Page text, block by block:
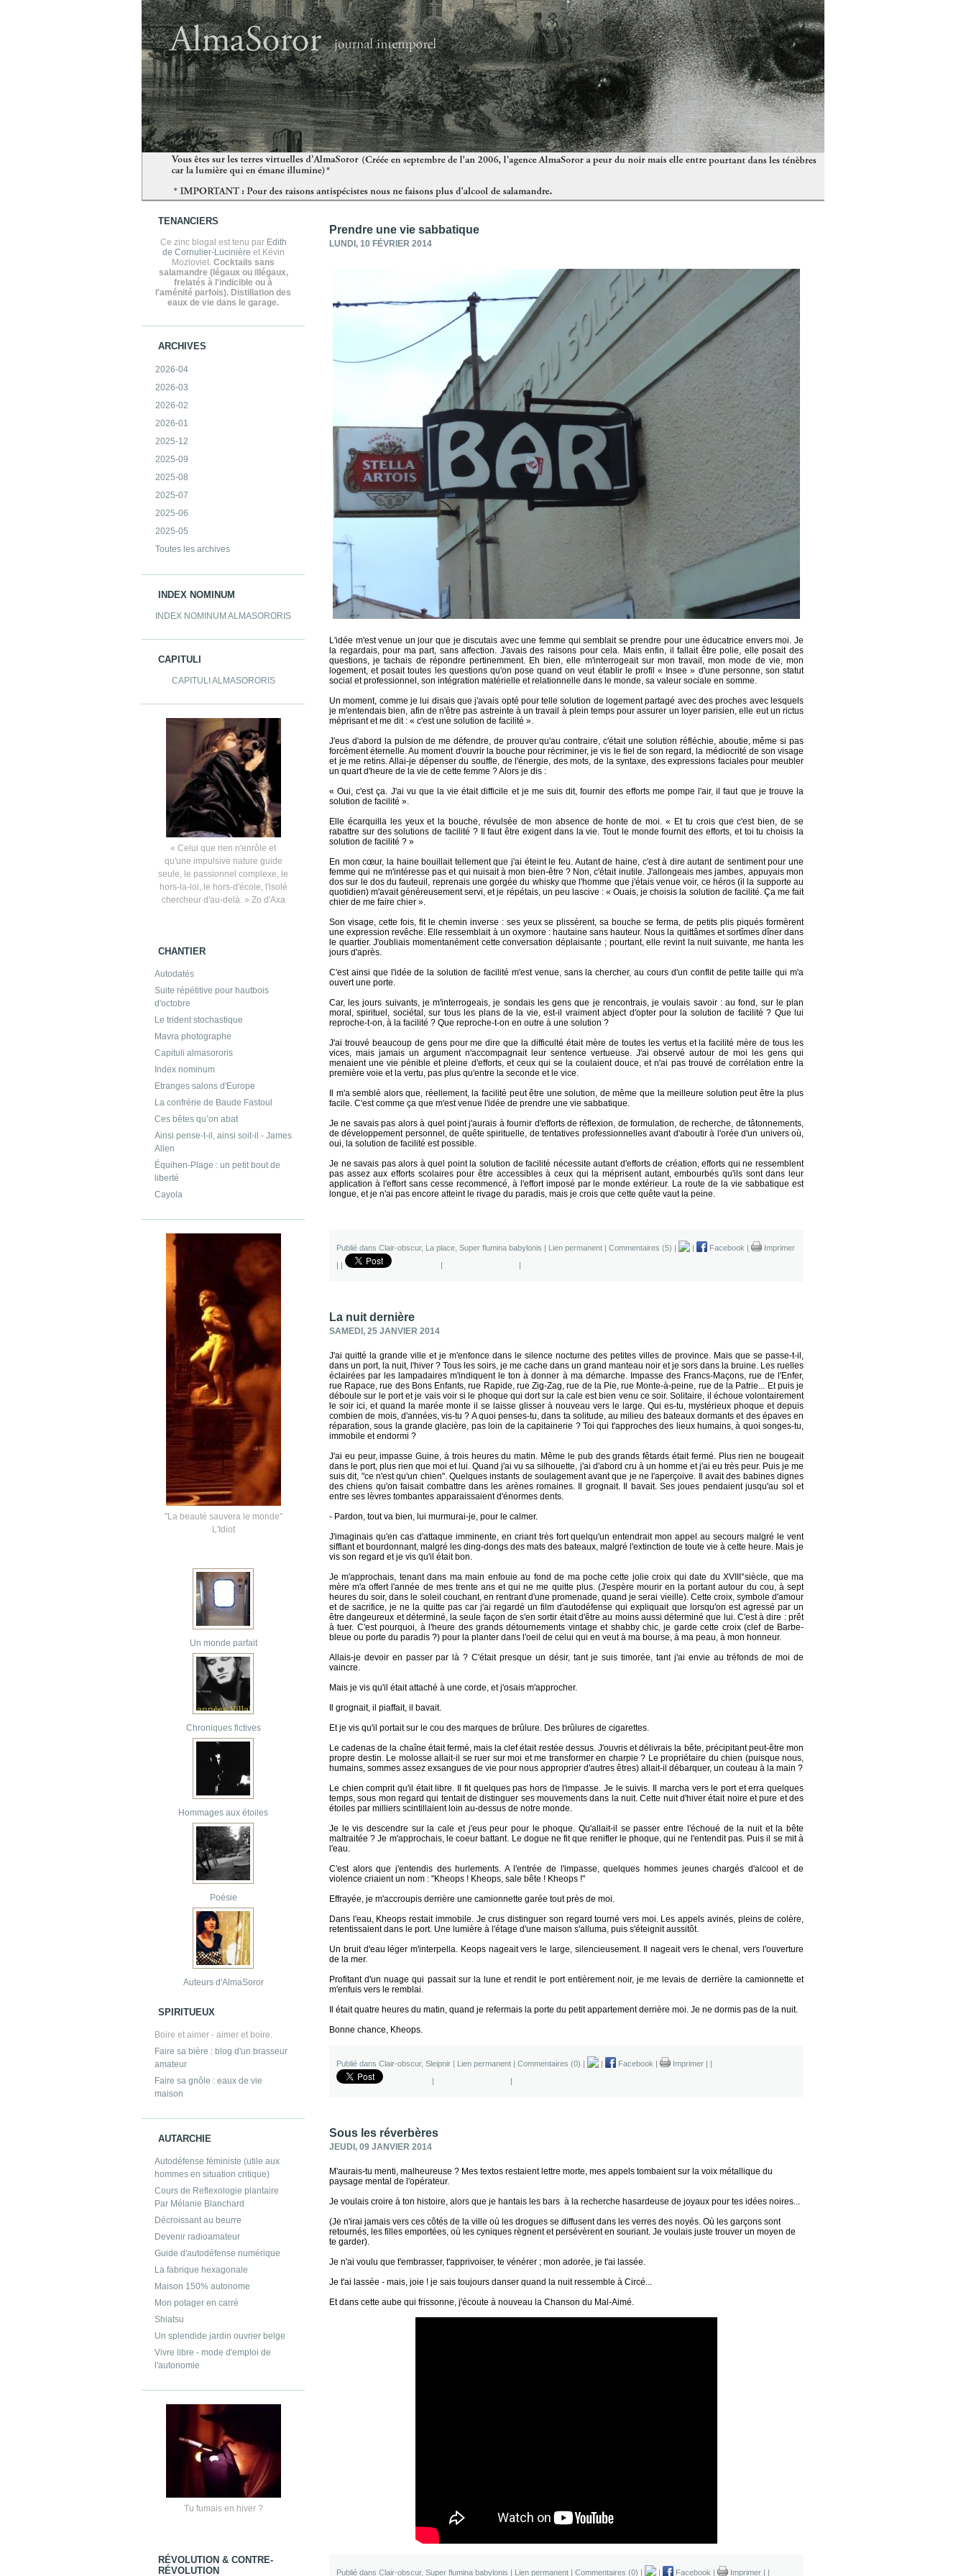
TENANCIERS
Ce zinc blogal est tenu par Edith
de Cornulier-Lucinière et Kévin
Mozloviet. Cocktails sans
salamandre (légaux ou illégaux,
frelatés à l'indicible ou à
l'aménité parfois). Distillation des
eaux de vie dans le garage.
ARCHIVES
2026-04
2026-03
2026-02
2026-01
2025-12
2025-09
2025-08
2025-07
2025-06
2025-05
Toutes les archives
INDEX NOMINUM
INDEX NOMINUM ALMASORORIS
CAPITULI
CAPITULI ALMASORORIS
« Celui que rien n'enrôle et
qu'une impulsive nature guide
seule, le passionnel complexe, le
hors-la-loi, le hors-d'école, l'isolé
chercheur d'au-delà. » Zo d'Axa
CHANTIER
Autodatés
Suite répétitive pour hautbois
d'octobre
Le trident stochastique
Mavra photographe
Capituli almasororis
Index nominum
Etranges salons d'Europe
La confrérie de Baude Fastoul
Ces bêtes qu’on abat
Ainsi pense-t-il, ainsi soit-il - James
Allen
Équihen-Plage : un petit bout de
liberté
Cayola
"La beauté sauvera le monde"
L'Idiot
Un monde parfait
Chroniques fictives
Hommages aux étoiles
Poésie
Auteurs d'AlmaSoror
SPIRITUEUX
Boire et aimer - aimer et boire.
Faire sa bière : blog d'un brasseur
amateur
Faire sa gnôle : eaux de vie
maison
AUTARCHIE
Autodéfense féministe (utile aux
hommes en situation critique)
Cours de Reflexologie plantaire
Par Mélanie Blanchard
Décroissant au beurre
Devenir radioamateur
Guide d'autodéfense numérique
La fabrique hexagonale
Maison 150% autonome
Mon potager en carré
Shiatsu
Un splendide jardin ouvrier belge
Vivre libre - mode d'emploi de
l'autonomie
Tu fumais en hiver ?
RÉVOLUTION & CONTRE-
RÉVOLUTION
LUNDI, 10 FÉVRIER 2014
Prendre une vie sabbatique
L'idée m'est venue un jour que je discutais avec une femme qui semblait se prendre pour une éducatrice envers moi. Je
la regardais, pour ma part, sans affection. J'avais des raisons pour cela. Mais enfin, il fallait être polie, elle posait des
questions, je tachais de répondre pertinemment. Eh bien, elle m'interrogeait sur mon travail, mon mode de vie, mon
logement, et posait toutes les questions qu'on pose quand on veut établir le profil « Insee » d'une personne, son statut
social et professionnel, son intégration matérielle et relationnelle dans le monde, sa valeur sociale en somme.
Un moment, comme je lui disais que j'avais opté pour telle solution de logement partagé avec des proches avec lesquels
je m'entendais bien, afin de n'être pas astreinte à un travail à plein temps pour assurer un loyer parisien, elle eut un rictus
méprisant et me dit : « c'est une solution de facilité ».
J'eus d'abord la pulsion de me défendre, de prouver qu'au contraire, c'était une solution réfléchie, aboutie, même si pas
forcément éternelle. Au moment d'ouvrir la bouche pour récriminer, je vis le fiel de son regard, la médiocrité de son visage
et je me retins. Allai-je dépenser du souffle, de l'énergie, des mots, de la syntaxe, des expressions faciales pour meubler
un quart d'heure de la vie de cette femme ? Alors je dis :
« Oui, c'est ça. J'ai vu que la vie était difficile et je me suis dit, fournir des efforts me pompe l'air, il faut que je trouve la
solution de facilité ».
Elle écarquilla les yeux et la bouche, révulsée de mon absence de honte de moi. « Et tu crois que c'est bien, de se
rabattre sur des solutions de facilité ? Il faut être exigent dans la vie. Tout le monde fournit des efforts, et toi tu choisis la
solution de facilité ? »
En mon cœur, la haine bouillait tellement que j'ai éteint le feu. Autant de haine, c'est à dire autant de sentiment pour une
femme qui ne m'intéresse pas et qui nuisait à mon bien-être ? Non, c'était inutile. J'allongeais mes jambes, appuyais mon
dos sur le dos du fauteuil, reprenais une gorgée du whisky que l'homme que j'étais venue voir, ce héros (il la supporte au
quotidien) m'avait généreusement servi, et je répétais, un peu lascive : « Ouais, je choisis la solution de facilité. Ça me fait
chier de me faire chier ».
Son visage, cette fois, fit le chemin inverse : ses yeux se plissèrent, sa bouche se ferma, de petits plis piqués formèrent
une expression revêche. Elle ressemblait à un oxymore : hautaine sans hauteur. Nous la quittâmes et sortîmes dîner dans
le quartier. J'oubliais momentanément cette conversation déplaisante ; pourtant, elle revint la nuit suivante, me hanta les
jours d'après.
C'est ainsi que l'idée de la solution de facilité m'est venue, sans la chercher, au cours d'un conflit de petite taille qui m'a
ouvert une porte.
Car, les jours suivants, je m'interrogeais, je sondais les gens que je rencontrais, je voulais savoir : au fond, sur le plan
moral, spirituel, sociétal, sur tous les plans de la vie, est-il vraiment abject d'opter pour la solution de facilité ? Que lui
reproche-t-on, à la facilité ? Que reproche-t-on en outre à une solution ?
J'ai trouvé beaucoup de gens pour me dire que la difficulté était mère de toutes les vertus et la facilité mère de tous les
vices, mais jamais un argument n'accompagnait leur sentence vertueuse. J'ai observé autour de moi les gens qui
menaient une vie pénible et pleine d'efforts, et ceux qui se la coulaient douce, et n'ai pas trouvé de corrélation entre la
première voie et la vertu, pas plus qu'entre la seconde et le vice.
Il m'a semblé alors que, réellement, la facilité peut être une solution, de même que la meilleure solution peut être la plus
facile. C'est comme ça que m'est venue l'idée de prendre une vie sabbatique.
Je ne savais pas alors à quel point j'aurais à fournir d'efforts de réflexion, de formulation, de recherche, de tâtonnements,
de développement personnel, de quête spirituelle, de tentatives professionnelles avant d'aboutir à l'orée d'un univers où,
oui, la solution de facilité est possible.
Je ne savais pas alors à quel point la solution de facilité nécessite autant d'efforts de création, efforts qui ne ressemblent
pas assez aux efforts scolaires pour être accessibles à ceux qui la méprisent autant, embourbés qu'ils sont dans leur
application à l'effort sans cesse recommencé, à l'effort imposé par le monde extérieur. La route de la vie sabbatique est
longue, et je n'ai pas encore atteint le rivage du paradis, mais je crois que cette quête vaut la peine.
Publié dans Clair-obscur, La place Super flumina babylonis | Lien permanent | Commentaires (5) | | Facebook |
Imprimer
| | | |
SAMEDI, 25 JANVIER 2014
La nuit dernière
J'ai quitté la grande ville et je m'enfonce dans le silence nocturne des petites villes de province. Mais que se passe-t-il,
dans un port, la nuit, l'hiver ? Tous les soirs, je me cache dans un grand manteau noir et je sors dans la bruine. Les ruelles
éclairées par les lampadaires m'indiquent le ton à donner à ma démarche. Impasse des Francs-Maçons, rue de l'Enfer,
rue Rapace, rue des Bons Enfants, rue Rapide, rue Zig-Zag, rue de la Pie, rue Monte-à-peine, rue de la Patrie... Et puis je
déboule sur le port et je vais voir si le phoque qui dort sur la cale est bien venu ce soir. Solitaire, il échoue volontairement
le soir ici, et quand la marée monte il se laisse glisser à nouveau vers le large. Qui es-tu, mystérieux phoque et depuis
combien de mois, d'années, vis-tu ? A quoi penses-tu, dans ta solitude, au milieu des bateaux dormants et des épaves en
réparation, sous la grande glacière, pas loin de la capitainerie ? Toi qui t'approches des lieux humains, à quoi songes-tu,
immobile et endormi ?
J'ai eu peur, impasse Guine, à trois heures du matin. Même le pub des grands fêtards était fermé. Plus rien ne bougeait
dans le port, plus rien que moi et lui. Quand j'ai vu sa silhouette, j'ai d'abord cru à un homme et j'ai eu très peur. Puis je me
suis dit, "ce n'est qu'un chien". Quelques instants de soulagement avant que je ne l'aperçoive. Il avait des babines dignes
des chiens qu'on faisait combattre dans les arènes romaines. Il grognait. Il bavait. Ses joues pendaient jusqu'au sol et
entre ses lèvres tombantes apparaissaient d'énormes dents.
- Pardon, tout va bien, lui murmurai-je, pour le calmer.
J'imaginais qu'en cas d'attaque imminente, en criant très fort quelqu'un entendrait mon appel au secours malgré le vent
sifflant et bourdonnant, malgré les ding-dongs des mats des bateaux, malgré l'extinction de toute vie à cette heure. Mais je
vis son regard et je vis qu'il était bon.
Je m'approchais, tenant dans ma main enfouie au fond de ma poche cette jolie croix qui date du XVIII°siècle, que ma
mère m'a offert l'année de mes trente ans et qui ne me quitte plus. (J'espère mourir en la portant autour du cou, à sept
heures du soir, dans le soleil couchant, en rentrant d'une promenade, quand je serai vieille). Cette croix, symbole d'amour
et de sacrifice, je ne la quitte pas car j'ai regardé un film d'autodéfense qui expliquait que lorsqu'on est agressé par un
être dangeureux et déterminé, la seule façon de s'en sortir était d'être au moins aussi déterminé que lui. C'est à dire : prêt
à tuer. C'est pourquoi, à l'heure des grands détournements vintage et shabby chic, je garde cette croix (clef de Barbe-
bleue ou porte du paradis ?) pour la planter dans l'oeil de celui qui en veut à ma bourse, à ma peau, à mon honneur.
Allais-je devoir en passer par là ? C'était presque un désir, tant je suis timorée, tant j'ai envie au tréfonds de moi de
vaincre.
Mais je vis qu'il était attaché à une corde, et j'osais m'approcher.
Il grognait, il piaffait, il bavait.
Et je vis qu'il portait sur le cou des marques de brûlure. Des brûlures de cigarettes.
Le cadenas de la chaîne était fermé, mais la clef était restée dessus. J'ouvris et délivrais la bête, précipitant peut-être mon
propre destin. Le molosse allait-il se ruer sur moi et me transformer en charpie ? Le propriétaire du chien (puisque nous,
humains, sommes assez exsangues de vie pour nous approprier d'autres êtres) allait-il débarquer, un couteau à la main ?
Le chien comprit qu'il était libre. Il fit quelques pas hors de l'impasse. Je le suivis. Il marcha vers le port et erra quelques
temps, sous mon regard qui tentait de distinguer ses mouvements dans la nuit. Cette nuit d'hiver était noire et pure et des
étoiles par milliers scintillaient loin au-dessus de notre monde.
Je le vis descendre sur la cale et j'eus peur pour le phoque. Qu'allait-il se passer entre l'échoué de la nuit et la bête
maltraitée ? Je m'approchais, le coeur battant. Le dogue ne fit que renifler le phoque, qui ne l'entendit pas. Puis il se mit à
l'eau.
C'est alors que j'entendis des hurlements. A l'entrée de l'impasse, quelques hommes jeunes chargés d'alcool et de
violence criaient un nom : "Kheops ! Kheops, sale bête ! Kheops !"
Effrayée, je m'accroupis derrière une camionnette garée tout près de moi.
Dans l'eau, Kheops restait immobile. Je crus distinguer son regard tourné vers moi. Les appels avinés, pleins de colère,
retentissaient dans le port. Une lumière à l'étage d'une maison s'alluma, puis s'éteignit aussitôt.
Un bruit d'eau léger m'interpella. Keops nageait vers le large, silencieusement. Il nageait vers le chenal, vers l'ouverture
de la mer.
Profitant d'un nuage qui passait sur la lune et rendit le port entièrement noir, je me levais de derrière la camionnette et
m'enfuis vers le remblai.
Il était quatre heures du matin, quand je refermais la porte du petit appartement derrière moi. Je ne dormis pas de la nuit.
Bonne chance, Kheops.
Publié dans Clair-obscur, Sleipnir | Lien permanent | Commentaires (0) | | Facebook | Imprimer | |
|
|
JEUDI, 09 JANVIER 2014
Sous les réverbères
M'aurais-tu menti, malheureuse ? Mes textos restaient lettre morte, mes appels tombaient sur la voix métallique du
paysage mental de l'opérateur.
Je voulais croire à ton histoire, alors que je hantais les bars à la recherche hasardeuse de joyaux pour tes idées noires...
(Je n'irai jamais vers ces côtés de la ville où les drogues se diffusent dans les verres des noyés. Où les garçons sont
retournés, les filles emportées, où les cyniques règnent et persévèrent en souriant. Je voulais juste trouver un moyen de
te garder).
Je n'ai voulu que t'embrasser, t'apprivoiser, te vénérer ; mon adorée, je t'ai lassée.
Je t'ai lassée - mais, joie ! je sais toujours danser quand la nuit ressemble à Circé...
Et dans cette aube qui frissonne, j'écoute à nouveau la Chanson du Mal-Aimé.
Publié dans Clair-obscur, Super flumina babylonis | Lien permanent | Commentaires (0) | | Facebook | Imprimer | |